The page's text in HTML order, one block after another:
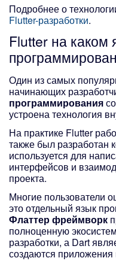
Подробнее о
Flutter-разработки.
Flutter на каком
Один из самых
начинающих
программирования
устроена технология
На практике Flutter
также был разработан
используется для
интерфейсов и
проекта.
Многие пользователи
это отдельный язык
Флаттер фреймворк
полноценную
разработки, а Dart
создаются приложения